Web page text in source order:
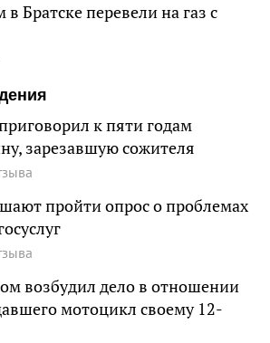
Братске перевели на газ с
к пяти годам
зарезавшую сожителя
пройти опрос о проблемах
возбудил дело в отношении
мотоцикл своему 12-